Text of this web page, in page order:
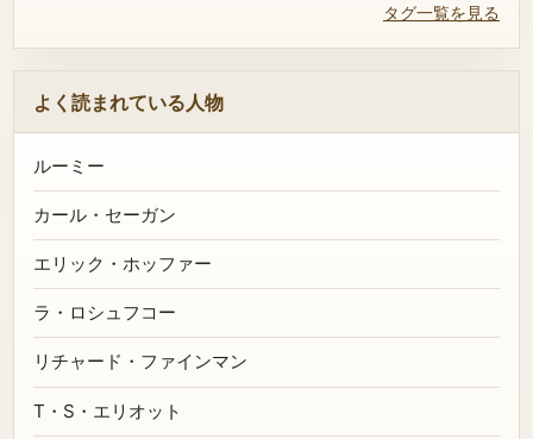
タグ一覧を見る
よく読まれている人物
ルーミー
カール・セーガン
エリック・ホッファー
ラ・ロシュフコー
リチャード・ファインマン
T・S・エリオット